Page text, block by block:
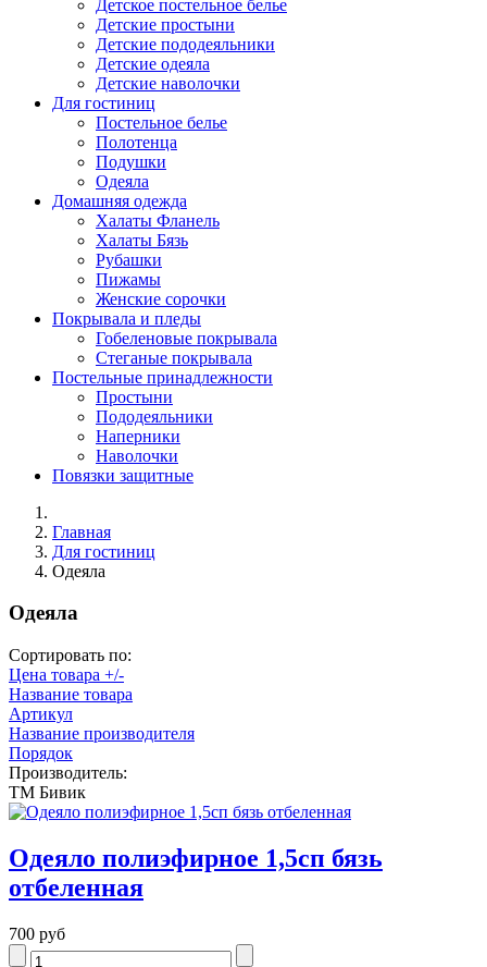
Детское постельное белье
Детские простыни
Детские пододеяльники
Детские одеяла
Детские наволочки
Для гостиниц
Постельное белье
Полотенца
Подушки
Одеяла
Домашняя одежда
Халаты Фланель
Халаты Бязь
Рубашки
Пижамы
Женские сорочки
Покрывала и пледы
Гобеленовые покрывала
Стеганые покрывала
Постельные принадлежности
Простыни
Пододеяльники
Наперники
Наволочки
Повязки защитные
Главная
Для гостиниц
Одеяла
Одеяла
Сортировать по:
Цена товара +/-
Название товара
Артикул
Название производителя
Порядок
Производитель:
ТМ Бивик
Одеяло полиэфирное 1,5сп бязь
отбеленная
700 руб